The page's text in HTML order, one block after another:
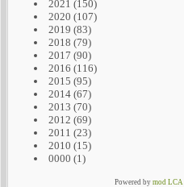
2021 (150)
2020 (107)
2019 (83)
2018 (79)
2017 (90)
2016 (116)
2015 (95)
2014(67)
2013 (70)
2012 (69)
2011 (23)
2010 (15)
0000 (1)
Powered bymod LCA